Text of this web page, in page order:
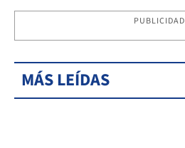
PUBLICIDAD
MÁS LEÍDAS